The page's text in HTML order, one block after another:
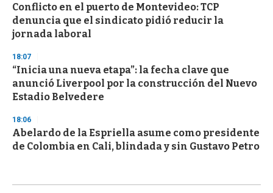
Conflicto en el puerto de Montevideo: TCP
denuncia que el sindicato pidió reducir la
jornada laboral
18:07
“Inicia una nueva etapa”: la fecha clave que
anunció Liverpool por la construcción del Nuevo
Estadio Belvedere
18:06
Abelardo de la Espriella asume como presidente
de Colombia en Cali, blindada y sin Gustavo Petro